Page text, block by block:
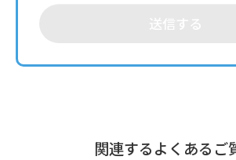
送信する
関連するよくあるご